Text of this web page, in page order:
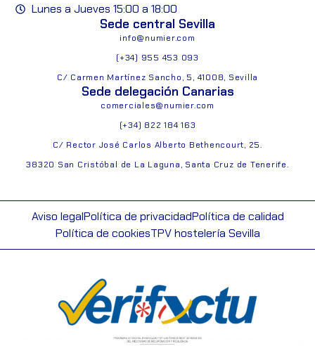
Lunes a Jueves 15:00 a 18:00
Sede central Sevilla
info@numier.com
(+34) 955 453 093
C/ Carmen Martínez Sancho, 5, 41008, Sevilla
Sede delegación Canarias
comerciales@numier.com
(+34) 822 184 163
C/ Rector José Carlos Alberto Bethencourt, 25.
38320 San Cristóbal de La Laguna, Santa Cruz de Tenerife.
Aviso legalPolítica de privacidadPolítica de calidad
Política de cookiesTPV hostelería Sevilla